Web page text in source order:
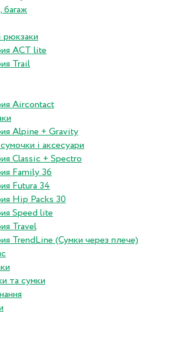
рюкзаки
ACT lite
Trail
Aircontact
Alpine + Gravity
і аксесуари
Classic + Spectro
Family 36
Futura 34
Hip Packs 30
Speed lite
Travel
TrendLine (Сумки через плече)
та сумки